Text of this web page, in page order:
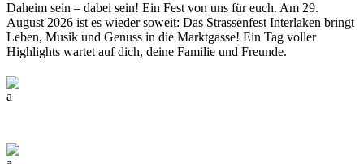
Daheim sein – dabei sein! Ein Fest von uns für euch. Am 29.
August 2026 ist es wieder soweit: Das Strassenfest Interlaken bringt
Leben, Musik und Genuss in die Marktgasse! Ein Tag voller
Highlights wartet auf dich, deine Familie und Freunde.